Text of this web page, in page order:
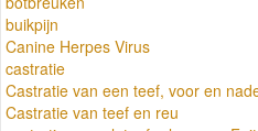
buikpijn
Canine Herpes Virus
castratie
Castratie van een teef, voor en
Castratie van teef en reu